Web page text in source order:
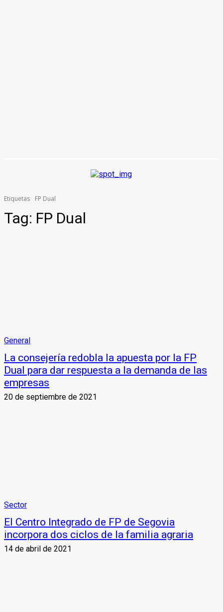
Etiquetas FP Dual
Tag: FP Dual
General
La consejería redobla la apuesta por la FP
Dual para dar respuesta a la demanda de las
empresas
20 de septiembre de 2021
Sector
El Centro Integrado de FP de Segovia
incorpora dos ciclos de la familia agraria
14 de abril de 2021